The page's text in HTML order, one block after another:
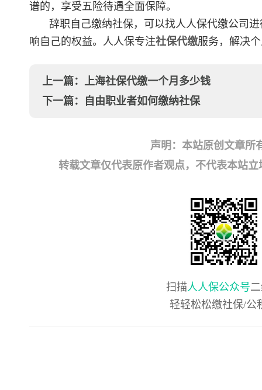
谱的，享受五险待遇全面保障。
辞职自己缴纳社保，可以找人人保代缴公司
响自己的权益。人人保专注社保代缴服务，解决
上一篇： 上海社保代缴一个月多少钱
下一篇：
自由职业者如何缴纳社保
声明：本站原创文章所
转载文章仅代表原作者观点，不代表本站
扫描人人保公众号
轻轻松松缴社保/公